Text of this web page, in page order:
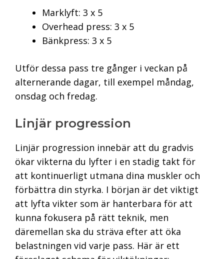
Marklyft: 3 x 5
Overhead press: 3 x 5
Bänkpress: 3 x 5
Utför dessa pass tre gånger i veckan på
alternerande dagar, till exempel måndag,
onsdag och fredag.
Linjär progression
Linjär progression innebär att du gradvis
ökar vikterna du lyfter i en stadig takt för
att kontinuerligt utmana dina muskler och
förbättra din styrka. I början är det viktigt
att lyfta vikter som är hanterbara för att
kunna fokusera på rätt teknik, men
däremellan ska du sträva efter att öka
belastningen vid varje pass. Här är ett